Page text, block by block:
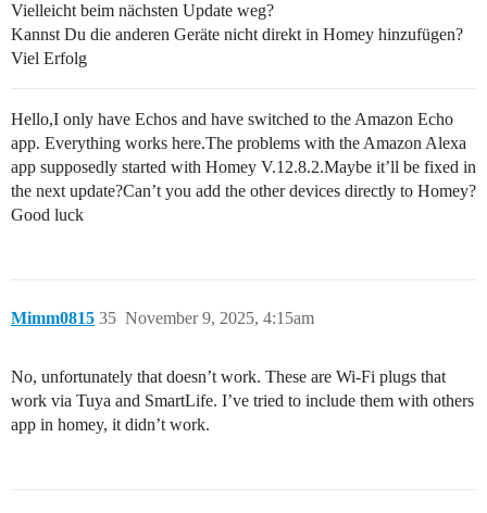
Vielleicht beim nächsten Update weg?
Kannst Du die anderen Geräte nicht direkt in Homey hinzufügen?
Viel Erfolg
Hello,I only have Echos and have switched to the Amazon Echo
app. Everything works here.The problems with the Amazon Alexa
app supposedly started with Homey V.12.8.2.Maybe it’ll be fixed in
the next update?Can’t you add the other devices directly to Homey?
Good luck
Mimm0815 November 9, 2025, 4:15am
35
No, unfortunately that doesn’t work. These are Wi-Fi plugs that
work via Tuya and SmartLife. I’ve tried to include them with others
app in homey, it didn’t work.